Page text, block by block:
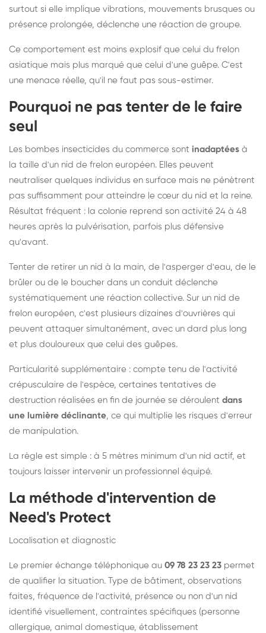
surtout si elle implique vibrations, mouvements brusques ou
présence prolongée, déclenche une réaction de groupe.
Ce comportement est moins explosif que celui du frelon
asiatique mais plus marqué que celui d'une guêpe. C'est
une menace réelle, qu'il ne faut pas sous-estimer.
Pourquoi ne pas tenter de le faire
seul
Les bombes insecticides du commerce sont inadaptées à
la taille d'un nid de frelon européen. Elles peuvent
neutraliser quelques individus en surface mais ne pénètrent
pas suffisamment pour atteindre le cœur du nid et la reine.
Résultat fréquent : la colonie reprend son activité 24 à 48
heures après la pulvérisation, parfois plus défensive
qu'avant.
Tenter de retirer un nid à la main, de l'asperger d'eau, de le
brûler ou de le boucher dans un conduit déclenche
systématiquement une réaction collective. Sur un nid de
frelon européen, c'est plusieurs dizaines d'ouvrières qui
peuvent attaquer simultanément, avec un dard plus long
et plus douloureux que celui des guêpes.
Particularité supplémentaire : compte tenu de l'activité
crépusculaire de l'espèce, certaines tentatives de
destruction réalisées en fin de journée se déroulent dans
une lumière déclinante, ce qui multiplie les risques d'erreur
de manipulation.
La règle est simple : à 5 mètres minimum d'un nid actif, et
toujours laisser intervenir un professionnel équipé.
La méthode d'intervention de
Need's Protect
Localisation et diagnostic
Le premier échange téléphonique au 09 78 23 23 23 permet
de qualifier la situation. Type de bâtiment, observations
faites, fréquence de l'activité, présence ou non d'un nid
identifié visuellement, contraintes spécifiques (personne
allergique, animal domestique, établissement